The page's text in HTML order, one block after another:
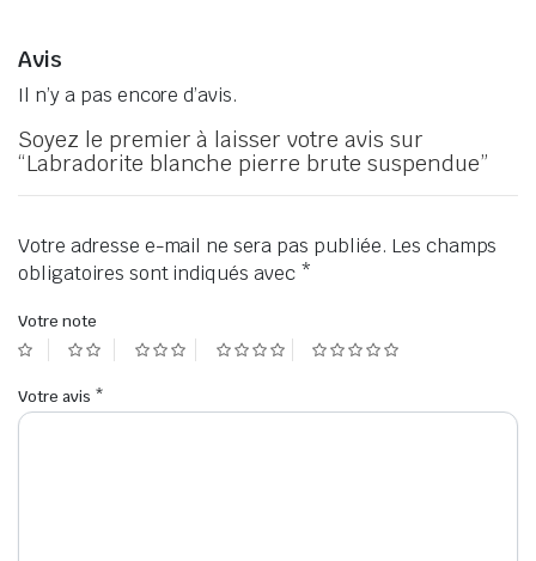
Avis
Il n’y a pas encore d’avis.
Soyez le premier à laisser votre avis sur
“Labradorite blanche pierre brute suspendue”
Votre adresse e-mail ne sera pas publiée. Les champs
obligatoires sont indiqués avec *
Votre note
Votre avis *